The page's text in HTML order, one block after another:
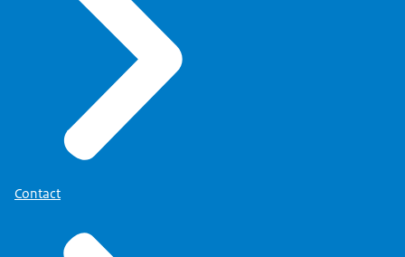
Contact